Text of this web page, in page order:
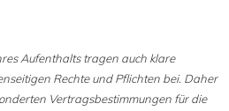
Aufenthalts tragen auch klare
Rechte und Pflichten bei. Daher
Vertragsbestimmungen für die